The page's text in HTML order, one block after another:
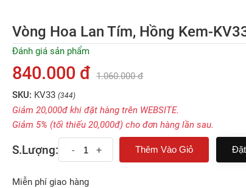
Vòng Hoa Lan Tím, Hồng Kem-
Đánh giá sản phẩm
840.000 đ 1.060.000 đ
SKU: KV33 (344)
Giảm 20,000đ khi đặt hàng trên WEBSITE.
Giảm 5% (tối thiếu 20,000đ) cho đơn hàng lần sau.
S.Lượng: - +
Miễn phí giao hàng